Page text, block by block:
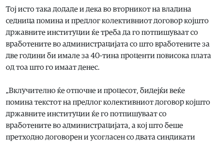
Тој исто така додаде и дека во вторникот на владина
седница помина и предлог колективниот договор којшто
државните институции ќе треба да го потпишуваат со
вработените во администрацијата со што вработените за
две години би имале за 40-тина проценти повисока плата
од тоа што го имаат денес.
„Вклучително ќе отпочне и процесот, бидејќи веќе
помина текстот на предлог колективниот договор којшто
државните институции ќе го потпишуваат со
вработените во администрацијата, а кој што беше
претходно договорен и усогласен со двата синдикати